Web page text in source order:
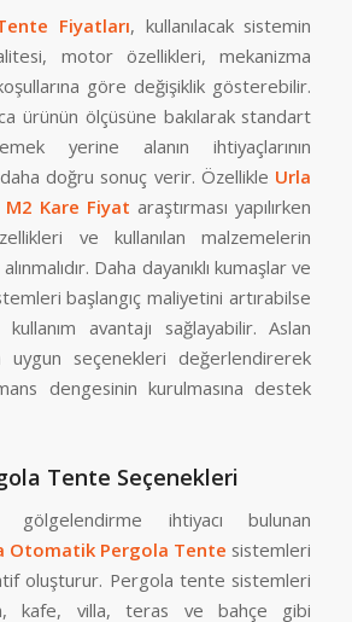
Fiyatları, kullanılacak sistemin
motor özellikleri, mekanizma
göre değişiklik gösterebilir.
ürünün ölçüsüne bakılarak standart
yerine alanın ihtiyaçlarının
doğru sonuç verir. Özellikle Urla
Kare Fiyat araştırması yapılırken
ve kullanılan malzemelerin
Daha dayanıklı kumaşlar ve
başlangıç maliyetini artırabilse
avantajı sağlayabilir. Aslan
uygun seçenekleri değerlendirerek
dengesinin kurulmasına destek
Tente Seçenekleri
gölgelendirme ihtiyacı bulunan
Otomatik Pergola Tente sistemleri
oluşturur. Pergola tente sistemleri
kafe, villa, teras ve bahçe gibi